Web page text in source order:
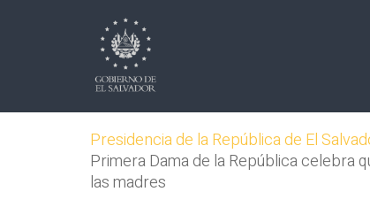
Presidencia de la República de El
Primera Dama de la República celebra
las madres